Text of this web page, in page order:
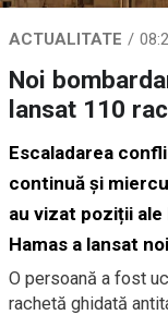
ACTUALITATE
Noi
lansat 110
Escaladarea
continuă și
au vizat poziții ale
Hamas a lansat
O persoană a fost
rachetă ghidată